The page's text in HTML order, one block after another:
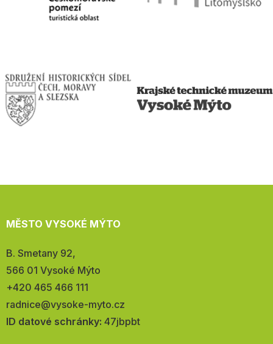
MĚSTO VYSOKÉ MÝTO
Adresa:
B. Smetany 92,
566 01 Vysoké Mýto
Telefon:
+420 465 466 111
E-
mail:
radnice@vysoke-myto.cz
ID datové schránky: 47jbpbt